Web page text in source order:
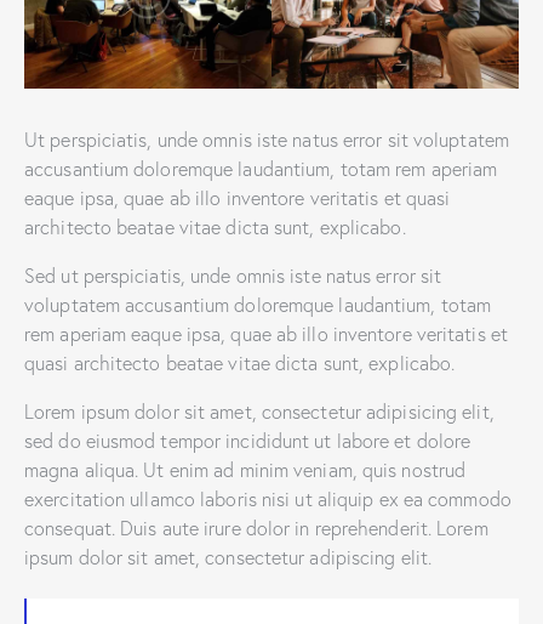
Ut perspiciatis, unde omnis iste natus error sit voluptatem
accusantium doloremque laudantium, totam rem aperiam
eaque ipsa, quae ab illo inventore veritatis et quasi
architecto beatae vitae dicta sunt, explicabo.
Sed ut perspiciatis, unde omnis iste natus error sit
voluptatem accusantium doloremque laudantium, totam
rem aperiam eaque ipsa, quae ab illo inventore veritatis et
quasi architecto beatae vitae dicta sunt, explicabo.
Lorem ipsum dolor sit amet, consectetur adipisicing elit,
sed do eiusmod tempor incididunt ut labore et dolore
magna aliqua. Ut enim ad minim veniam, quis nostrud
exercitation ullamco laboris nisi ut aliquip ex ea commodo
consequat. Duis aute irure dolor in reprehenderit. Lorem
ipsum dolor sit amet, consectetur adipiscing elit.